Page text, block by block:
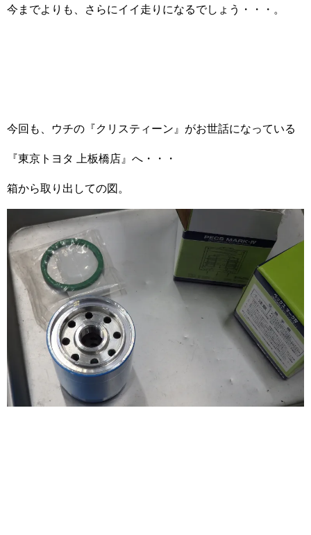
今までよりも、さらにイイ走りになるでしょう・・・。
今回も、ウチの『クリスティーン』がお世話になっている
『東京トヨタ 上板橋店』へ・・・
箱から取り出しての図。